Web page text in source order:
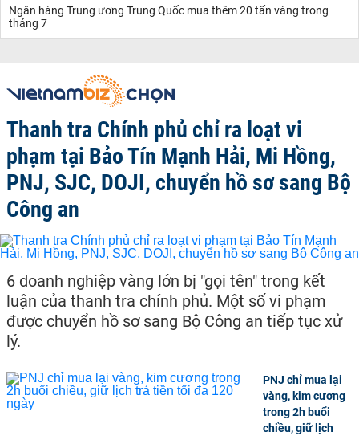
Ngân hàng Trung ương Trung Quốc mua thêm 20 tấn vàng trong
tháng 7
Thanh tra Chính phủ chỉ ra loạt vi
phạm tại Bảo Tín Mạnh Hải, Mi Hồng,
PNJ, SJC, DOJI, chuyển hồ sơ sang Bộ
Công an
6 doanh nghiệp vàng lớn bị "gọi tên" trong kết
luận của thanh tra chính phủ. Một số vi phạm
được chuyển hồ sơ sang Bộ Công an tiếp tục xử
lý.
PNJ chỉ mua lại
vàng, kim cương
trong 2h buổi
chiều, giữ lịch